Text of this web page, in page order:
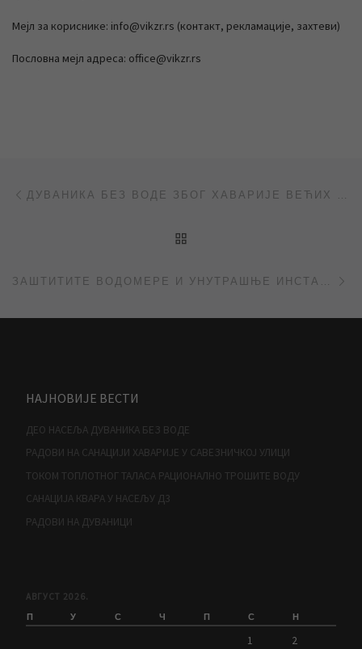
Мејл за кориснике: info@vikzr.rs (контакт, рекламације, захтеви)
Пословна мејл адреса: office@vikzr.rs
Post navigation
НАЈНОВИЈЕ ВЕСТИ
ДЕО НАСЕЉА ДУВАНИКА БЕЗ ВОДЕ
РАДОВИ НА САНАЦИЈИ ХАВАРИЈЕ У САВЕЗНИЧКОЈ УЛИЦИ
ТОКОМ ТОПЛОТНОГ ТАЛАСА РАЦИОНАЛНО ТРОШИТЕ ВОДУ
САНАЦИЈА КВАРА У НАСЕЉУ Д3
РАДОВИ НА ДУВАНИЦИ
АВГУСТ 2026.
П У С Ч П С Н
1 2